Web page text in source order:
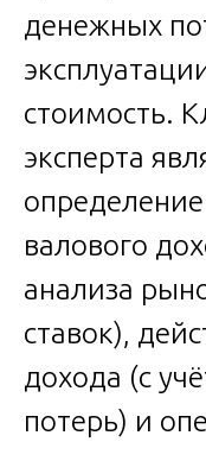
денежных
стоимость.
эксперта
валового
анализа
ставок),
дохода (с
потерь) и